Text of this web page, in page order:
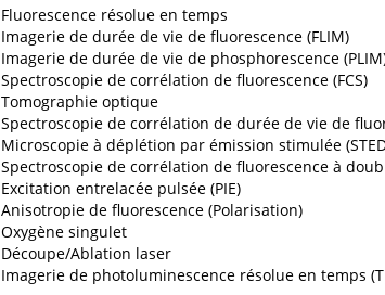
Fluorescence résolue en temps
Imagerie de durée de vie de fluorescence (FLIM)
Imagerie de durée de vie de phosphorescence
Spectroscopie de corrélation de fluorescence (FCS)
Tomographie optique
Spectroscopie de corrélation de durée de vie de
Microscopie à déplétion par émission stimulée
Spectroscopie de corrélation de fluorescence à
Excitation entrelacée pulsée (PIE)
Anisotropie de fluorescence (Polarisation)
Oxygène singulet
Découpe/Ablation laser
Imagerie de photoluminescence résolue en temps